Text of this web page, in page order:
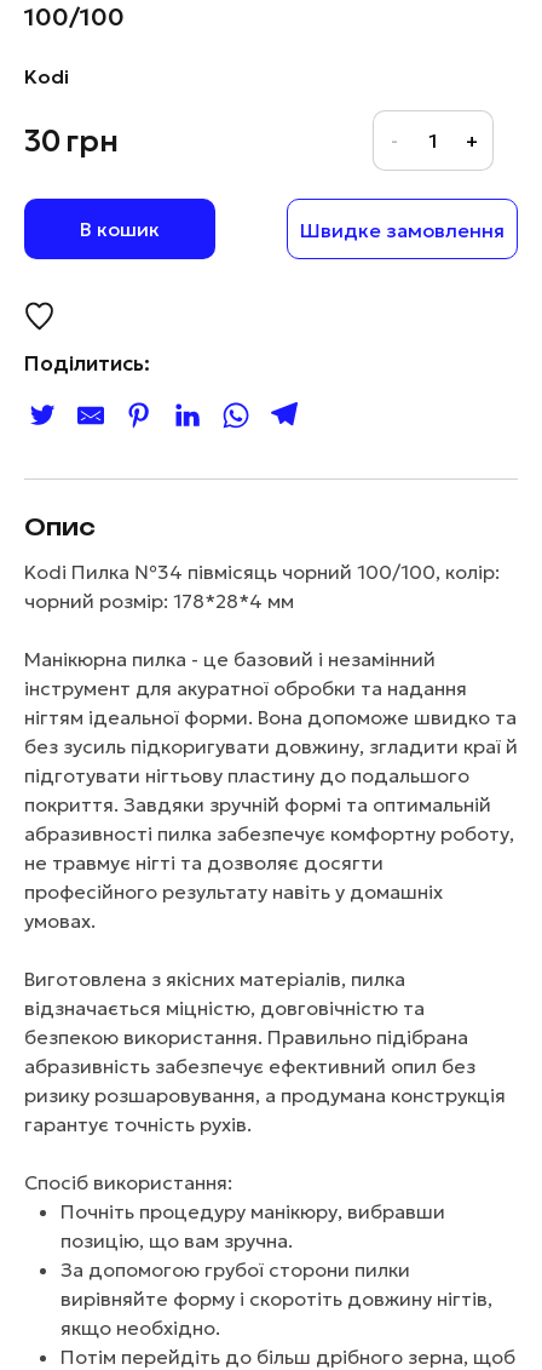
100/100
Kodi
30грн
В кошик Швидке замовлення
Поділитись:
Опис
Kodi Пилка №34 півмісяць чорний 100/100, колір:
чорний розмір: 178*28*4 мм
Манікюрна пилка - це базовий і незамінний
інструмент для акуратної обробки та надання
нігтям ідеальної форми. Вона допоможе швидко та
без зусиль підкоригувати довжину, згладити краї й
підготувати нігтьову пластину до подальшого
покриття. Завдяки зручній формі та оптимальній
абразивності пилка забезпечує комфортну роботу,
не травмує нігті та дозволяє досягти
професійного результату навіть у домашніх
умовах.
Виготовлена з якісних матеріалів, пилка
відзначається міцністю, довговічністю та
безпекою використання. Правильно підібрана
абразивність забезпечує ефективний опил без
ризику розшаровування, а продумана конструкція
гарантує точність рухів.
Спосіб використання:
Почніть процедуру манікюру, вибравши
позицію, що вам зручна.
За допомогою грубої сторони пилки
вирівняйте форму і скоротіть довжину нігтів,
якщо необхідно.
Потім перейдіть до більш дрібного зерна, щоб